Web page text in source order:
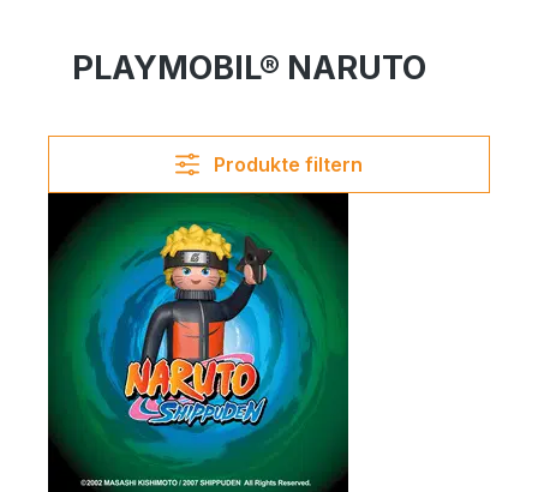
PLAYMOBIL® NARUTO
Produkte filtern